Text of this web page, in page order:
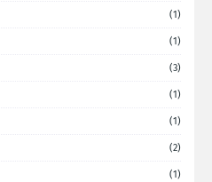
(1)
(1)
(3)
(1)
(1)
(2)
(1)